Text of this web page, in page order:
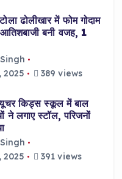
ढोलीखार में फोम गोदाम
बनी वजह, 1
389 views
किड्स स्कूल में बाल
ने लगाए स्टॉल, परिजनों
391 views